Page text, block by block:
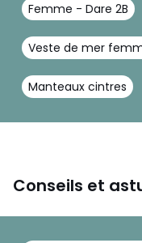
Femme - Dare 2B
Veste de mer
Manteaux cintres
Conseils et